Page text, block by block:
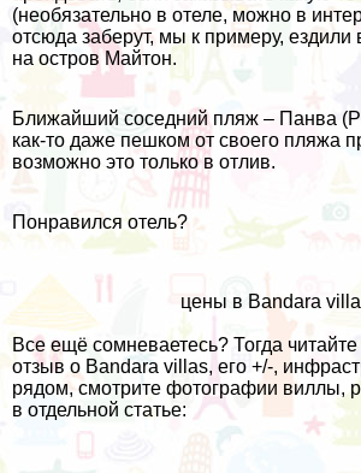
(необязательно в отеле, можно в
отсюда заберут, мы к примеру, ездили
на остров Майтон.
Ближайший соседний пляж – Панва
как-то даже пешком от своего пляжа
возможно это только в отлив.
Понравился отель?
цены в Bandara
Все ещё сомневаетесь? Тогда
отзыв о Bandara villas, его +/-,
рядом, смотрите фотографии виллы,
в отдельной статье: